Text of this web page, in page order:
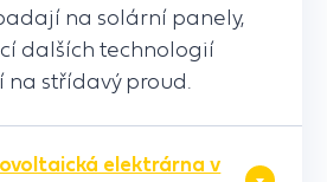
na solární panely,
dalších technologií
na střídavý proud.
elektrárna v